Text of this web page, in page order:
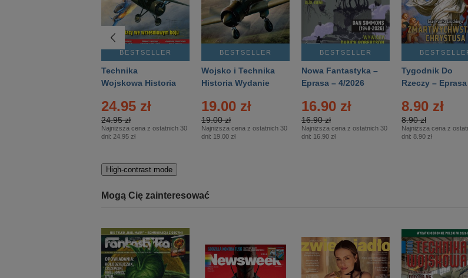
BESTSELLER
Technika
Wojskowa Historia
24.95 zł
24.95 zł
Najniższa cena z ostatnich 30
dni: 24.95 zł
BESTSELLER
Wojsko i Technika
Historia Wydanie
– 2/2026
19.00 zł
19.00 zł
Najniższa cena z ostatnich 30
dni: 19.00 zł
BESTSELLER
Nowa Fantastyka –
Eprasa – 4/2026
16.90 zł
16.90 zł
Najniższa cena z ostatnich 30
dni: 16.90 zł
Tygodnik Do
Rzeczy –
8.90 zł
8.90 zł
Najniższa cena z
dni: 8.90 zł
High-contrast mode
Mogą Cię zainteresować